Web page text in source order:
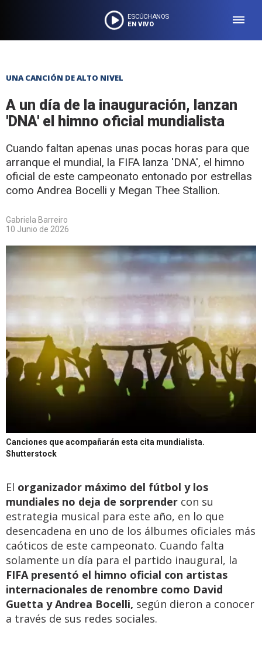
ESCÚCHANOS
EN VIVO
UNA CANCIÓN DE ALTO NIVEL
A un día de la inauguración, lanzan
'DNA' el himno oficial mundialista
Cuando faltan apenas unas pocas horas para que
arranque el mundial, la FIFA lanza 'DNA', el himno
oficial de este campeonato entonado por estrellas
como Andrea Bocelli y Megan Thee Stallion.
Gabriela Barreiro
10 Junio de 2026
Canciones que acompañarán esta cita mundialista.
Shutterstock
El organizador máximo del fútbol y los
mundiales no deja de sorprender con su
estrategia musical para este año, en lo que
desencadena en uno de los álbumes oficiales más
caóticos de este campeonato. Cuando falta
solamente un día para el partido inaugural, la
FIFA presentó el himno oficial con artistas
internacionales de renombre como David
Guetta y Andrea Bocelli, según dieron a conocer
a través de sus redes sociales.